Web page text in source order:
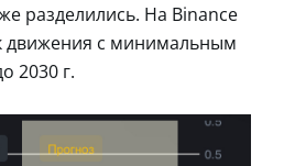
разделились. На Binance
движения с минимальным
2030 г.